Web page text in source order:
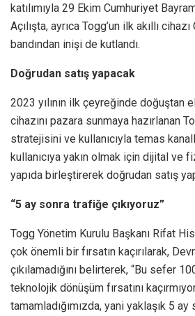
katılımıyla 29 Ekim Cumhuriyet
Açılışta, ayrıca Togg’un ilk akıllı
bandından inişi de kutlandı.
Doğrudan satış yapacak
2023 yılının ilk çeyreğinde doğuştan
cihazını pazara sunmaya hazırlanan
stratejisini ve kullanıcıyla temas
kullanıcıya yakın olmak için dijital ve
yapıda birleştirerek doğrudan satış
“5 ay sonra trafiğe çıkıyoruz”
Togg Yönetim Kurulu Başkanı Rifat
çok önemli bir fırsatın kaçırılarak,
çıkılamadığını belirterek, “Bu sefer
teknolojik dönüşüm fırsatını
tamamladığımızda, yani yaklaşık 5